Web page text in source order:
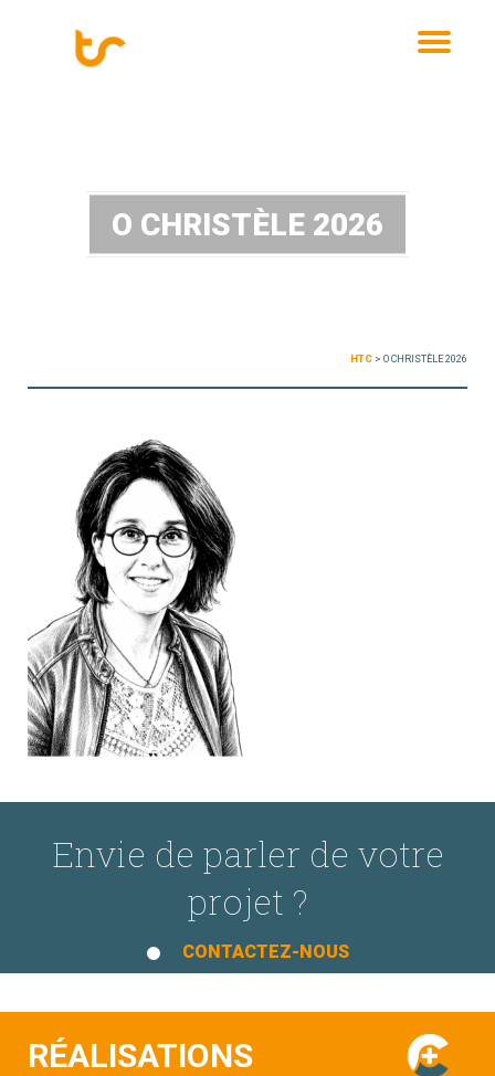
O CHRISTÈLE 2026
HTC > O CHRISTÈLE 2026
Envie de parler de votre
projet ?
CONTACTEZ-NOUS
RÉALISATIONS